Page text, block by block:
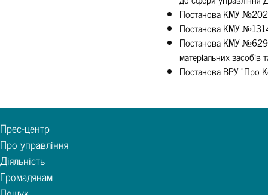
Постанова КМУ №2024
Постанова КМУ №1314
Постанова КМУ №629
матеріальних
Постанова ВРУ “Про
Прес-центр
Про управління
Діяльність
Громадянам